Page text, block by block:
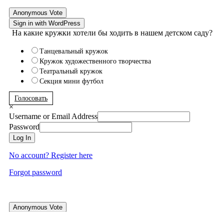
Anonymous Vote
Sign in with WordPress
На какие кружки хотели бы ходить в нашем детском саду?
Танцевальный кружок
Кружок художественного творчества
Театральный кружок
Секция мини футбол
Голосовать
×
Username or Email Address
Password
Log In
No account? Register here
Forgot password
Anonymous Vote